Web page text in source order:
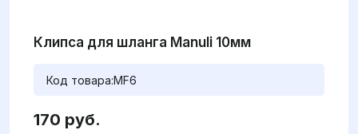
Клипса для шланга Manuli 10мм
Код товара:MF6
170 руб.